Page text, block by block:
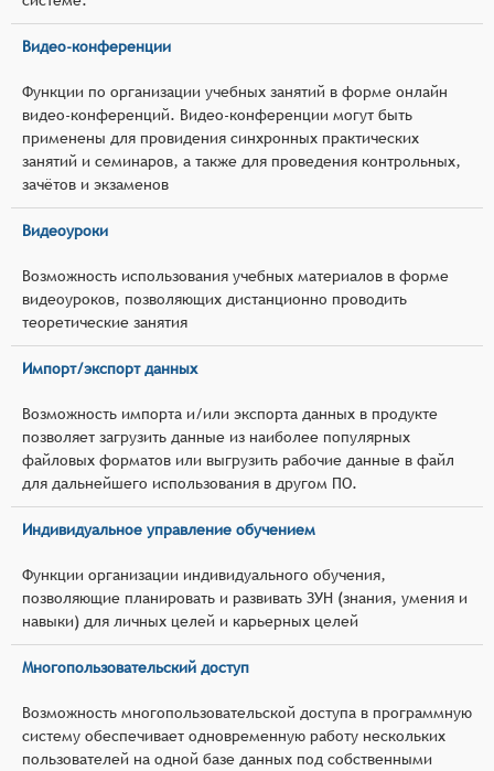
Видео-конференции
Функции по организации учебных занятий в форме онлайн
видео-конференций. Видео-конференции могут быть
применены для провидения синхронных практических
занятий и семинаров, а также для проведения контрольных,
зачётов и экзаменов
Видеоуроки
Возможность использования учебных материалов в форме
видеоуроков, позволяющих дистанционно проводить
теоретические занятия
Импорт/экспорт данных
Возможность импорта и/или экспорта данных в продукте
позволяет загрузить данные из наиболее популярных
файловых форматов или выгрузить рабочие данные в файл
для дальнейшего использования в другом ПО.
Индивидуальное управление обучением
Функции организации индивидуального обучения,
позволяющие планировать и развивать ЗУН (знания, умения и
навыки) для личных целей и карьерных целей
Многопользовательский доступ
Возможность многопользовательской доступа в программную
систему обеспечивает одновременную работу нескольких
пользователей на одной базе данных под собственными